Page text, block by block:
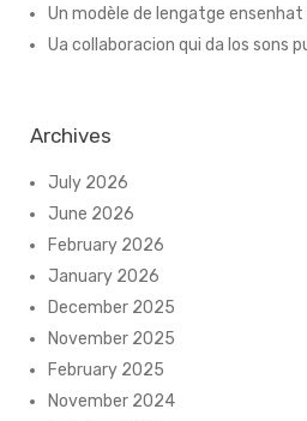
Un modèle de lengatge
Ua collaboracion qui da los sons
Archives
July 2026
June 2026
February 2026
January 2026
December 2025
November 2025
February 2025
November 2024